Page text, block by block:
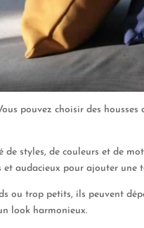
pouvez choisir des
de styles, de couleurs et de
audacieux pour ajouter une
ou trop petits, ils peuvent
look harmonieux.